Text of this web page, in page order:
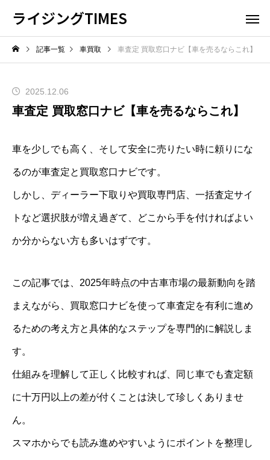
ライジングTIMES
記事一覧 車買取 車査定 買取窓口ナビ【車を売るならこれ】
2025.12.06
車査定 買取窓口ナビ【車を売るならこれ】
車を少しでも高く、そして安全に売りたい時に頼りにな
るのが車査定と買取窓口ナビです。
しかし、ディーラー下取りや買取専門店、一括査定サイ
トなど選択肢が増え過ぎて、どこから手を付ければよい
か分からない方も多いはずです。
この記事では、2025年時点の中古車市場の最新動向を踏
まえながら、買取窓口ナビを使って車査定を有利に進め
るための考え方と具体的なステップを専門的に解説しま
す。
仕組みを理解して正しく比較すれば、同じ車でも査定額
に十万円以上の差が付くことは決して珍しくありませ
ん。
スマホからでも読み進めやすいようにポイントを整理し